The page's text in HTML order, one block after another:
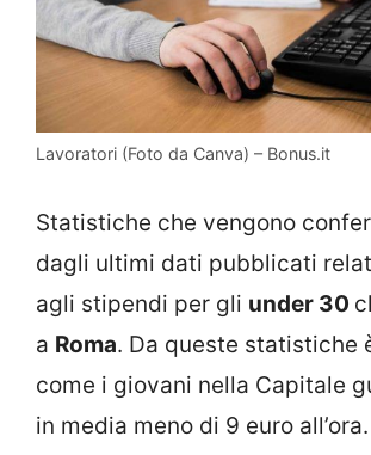
Lavoratori (Foto da Canva) – Bonus.it
Statistiche che vengono
dagli ultimi dati pubblicati
agli stipendi per gli under 30
a Roma. Da queste statistiche
come i giovani nella Capitale
in media meno di 9 euro all’ora.